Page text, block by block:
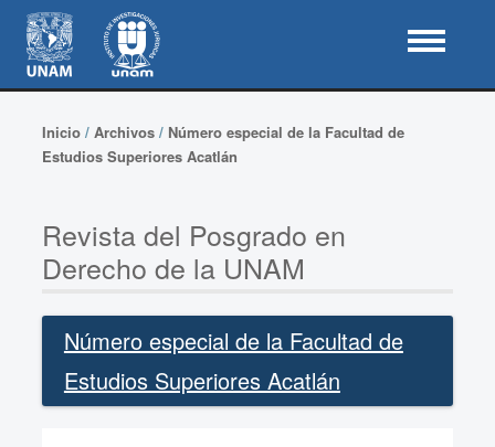
Inicio/ Archivos/ Número especial de la Facultad de
Estudios Superiores Acatlán
Revista del Posgrado en
Derecho de la UNAM
Número especial de la Facultad de
Estudios Superiores Acatlán